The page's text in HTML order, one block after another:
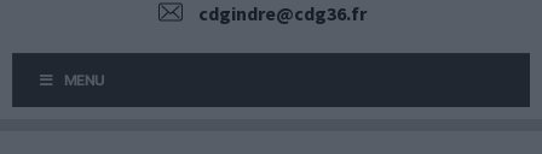
cdgindre@cdg36.fr
MENU